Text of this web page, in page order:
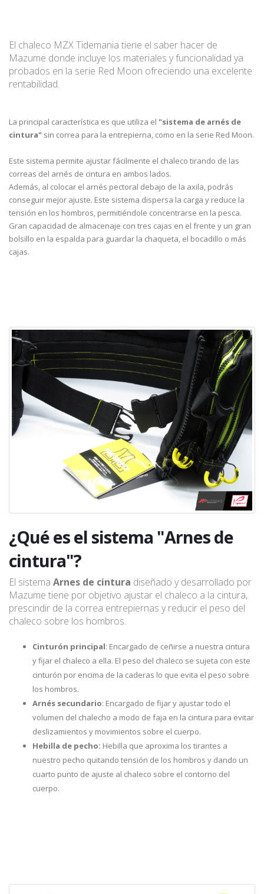
El chaleco MZX Tidemania tiene el saber hacer de
Mazume donde incluye los materiales y funcionalidad ya
probados en la serie Red Moon ofreciendo una excelente
rentabilidad.
La principal característica es que utiliza el "sistema de arnés de
cintura" sin correa para la entrepierna, como en la serie Red Moon.
Este sistema permite ajustar fácilmente el chaleco tirando de las
correas del arnés de cintura en ambos lados.
Además, al colocar el arnés pectoral debajo de la axila, podrás
conseguir mejor ajuste. Este sistema dispersa la carga y reduce la
tensión en los hombros, permitiéndole concentrarse en la pesca.
Gran capacidad de almacenaje con tres cajas en el frente y un gran
bolsillo en la espalda para guardar la chaqueta, el bocadillo o más
cajas.
¿Qué es el sistema "Arnes de
cintura"?
El sistema Arnes de cintura diseñado y desarrollado por
Mazume tiene por objetivo ajustar el chaleco a la cintura,
prescindir de la correa entrepiernas y reducir el peso del
chaleco sobre los hombros.
Cinturón principal: Encargado de ceñirse a nuestra cintura
y fijar el chaleco a ella. El peso del chaleco se sujeta con este
cinturón por encima de la caderas lo que evita el peso sobre
los hombros.
Arnés secundario: Encargado de fijar y ajustar todo el
volumen del chalecho a modo de faja en la cintura para evitar
deslizamientos y movimientos sobre el cuerpo.
Hebilla de pecho: Hebilla que aproxima los tirantes a
nuestro pecho quitando tensión de los hombros y dando un
cuarto punto de ajuste al chaleco sobre el contorno del
cuerpo.